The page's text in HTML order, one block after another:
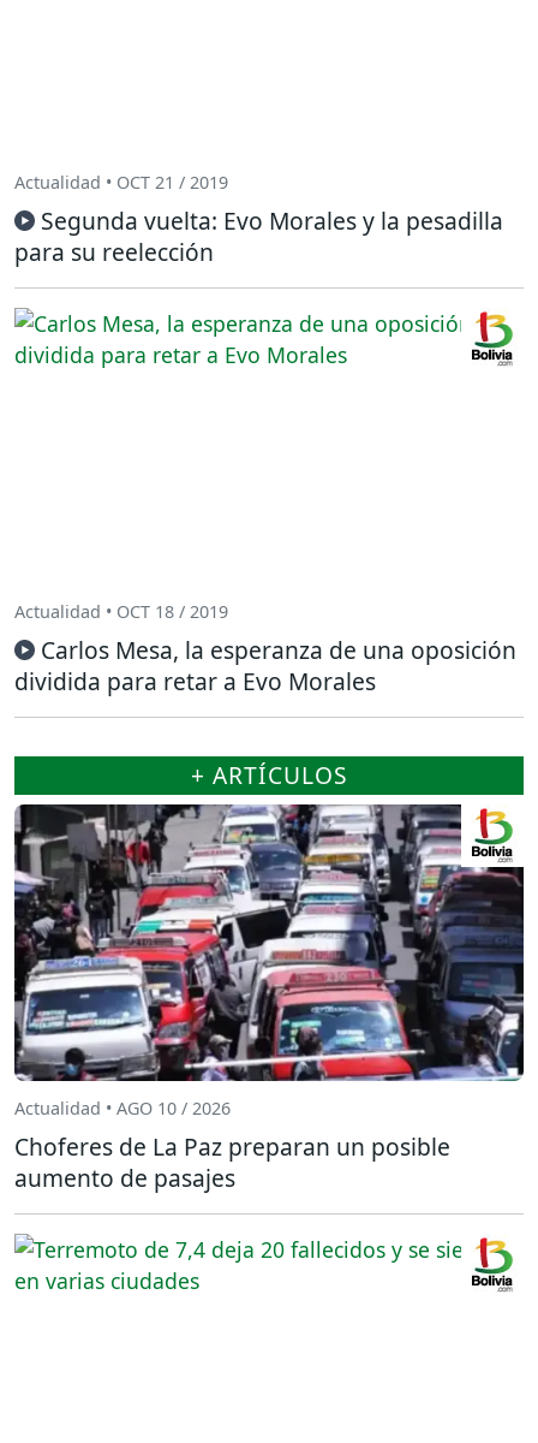
Actualidad • OCT 21 / 2019
Segunda vuelta: Evo Morales y la pesadilla
para su reelección
Actualidad • OCT 18 / 2019
Carlos Mesa, la esperanza de una oposición
dividida para retar a Evo Morales
+ ARTÍCULOS
Actualidad • AGO 10 / 2026
Choferes de La Paz preparan un posible
aumento de pasajes